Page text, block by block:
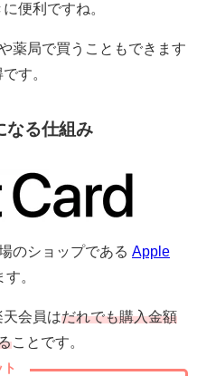
便利ですね。
薬局で買うこともできます
す。
なる仕組み
のショップである Apple
。
会員はだれでも購入金額
ことです。